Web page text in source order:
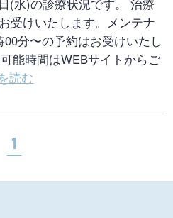
受けいたします。メンテナ
分〜の予約はお受けいたし
能時間はWEBサイトからご
読む
1